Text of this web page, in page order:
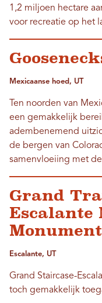
1,2 miljoen hectare
voor recreatie op het
Mexicaanse hoed, UT
Ten noorden van
een gemakkelijk
adembenemend
de bergen van
samenvloeiing met
Grand
Escalante
Monument
Escalante, UT
Grand Staircase-
toch gemakkelijk